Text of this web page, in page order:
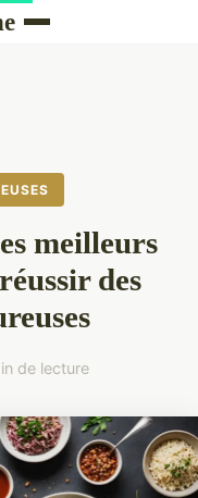
meilleurs
des
de lecture